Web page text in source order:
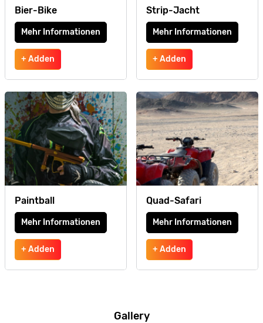
Bier-Bike
Mehr Informationen
+ Adden
Strip-Jacht
Mehr Informationen
+ Adden
Paintball
Mehr Informationen
+ Adden
Quad-Safari
Mehr Informationen
+ Adden
Gallery